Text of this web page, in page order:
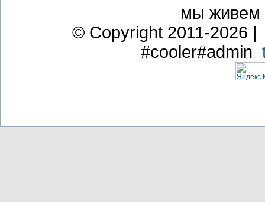
мы
© Copyright 2011-2026
#cooler#admin